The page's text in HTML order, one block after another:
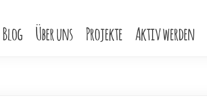
Blog Über uns Projekte Aktiv werden